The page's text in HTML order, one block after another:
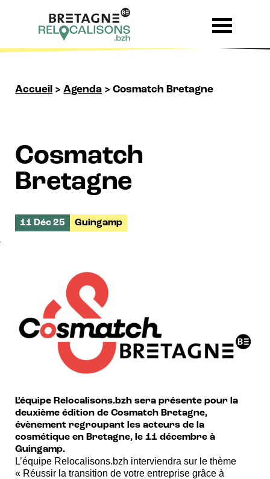
Accueil >Agenda >Cosmatch Bretagne
Cosmatch
Bretagne
11 Déc 25 Guingamp
L’équipe Relocalisons.bzh sera présente pour la
deuxième édition de Cosmatch Bretagne,
évènement regroupant les acteurs de la
cosmétique en Bretagne, le 11 décembre à
Guingamp.
L’équipe Relocalisons.bzh interviendra sur le thème
« Réussir la transition de votre entreprise grâce à